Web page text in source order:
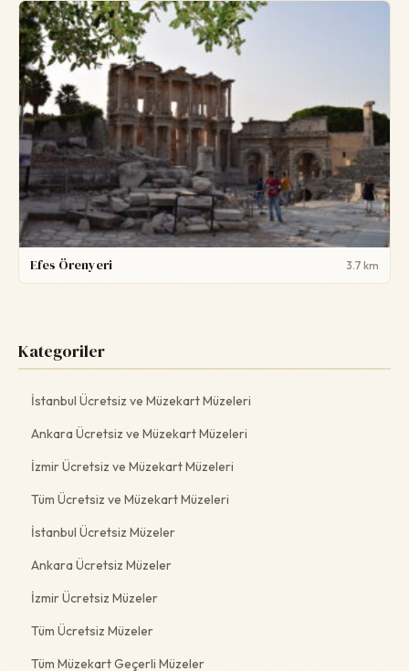
Efes Örenyeri 3.7 km
Kategoriler
İstanbul Ücretsiz ve Müzekart Müzeleri
Ankara Ücretsiz ve Müzekart Müzeleri
İzmir Ücretsiz ve Müzekart Müzeleri
Tüm Ücretsiz ve Müzekart Müzeleri
İstanbul Ücretsiz Müzeler
Ankara Ücretsiz Müzeler
İzmir Ücretsiz Müzeler
Tüm Ücretsiz Müzeler
Tüm Müzekart Geçerli Müzeler